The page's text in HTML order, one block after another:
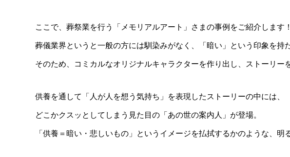
ここで、葬祭業を行う「メモリアルアート」さまの事例をご紹介します！
葬儀業界というと一般の方には馴染みがなく、「暗い」という印象を持
そのため、コミカルなオリジナルキャラクターを作り出し、ストーリー
供養を通して「人が人を想う気持ち」を表現したストーリーの中には、
どこかクスッとしてしまう見た目の「あの世の案内人」が登場。
「供養＝暗い・悲しいもの」というイメージを払拭するかのような、明